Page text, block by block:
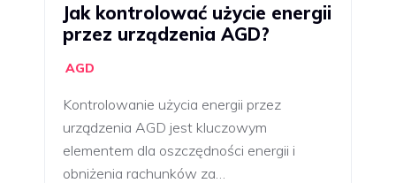
Jak kontrolować użycie energii
przez urządzenia AGD?
AGD
Kontrolowanie użycia energii przez
urządzenia AGD jest kluczowym
elementem dla oszczędności energii i
obniżenia rachunków za…